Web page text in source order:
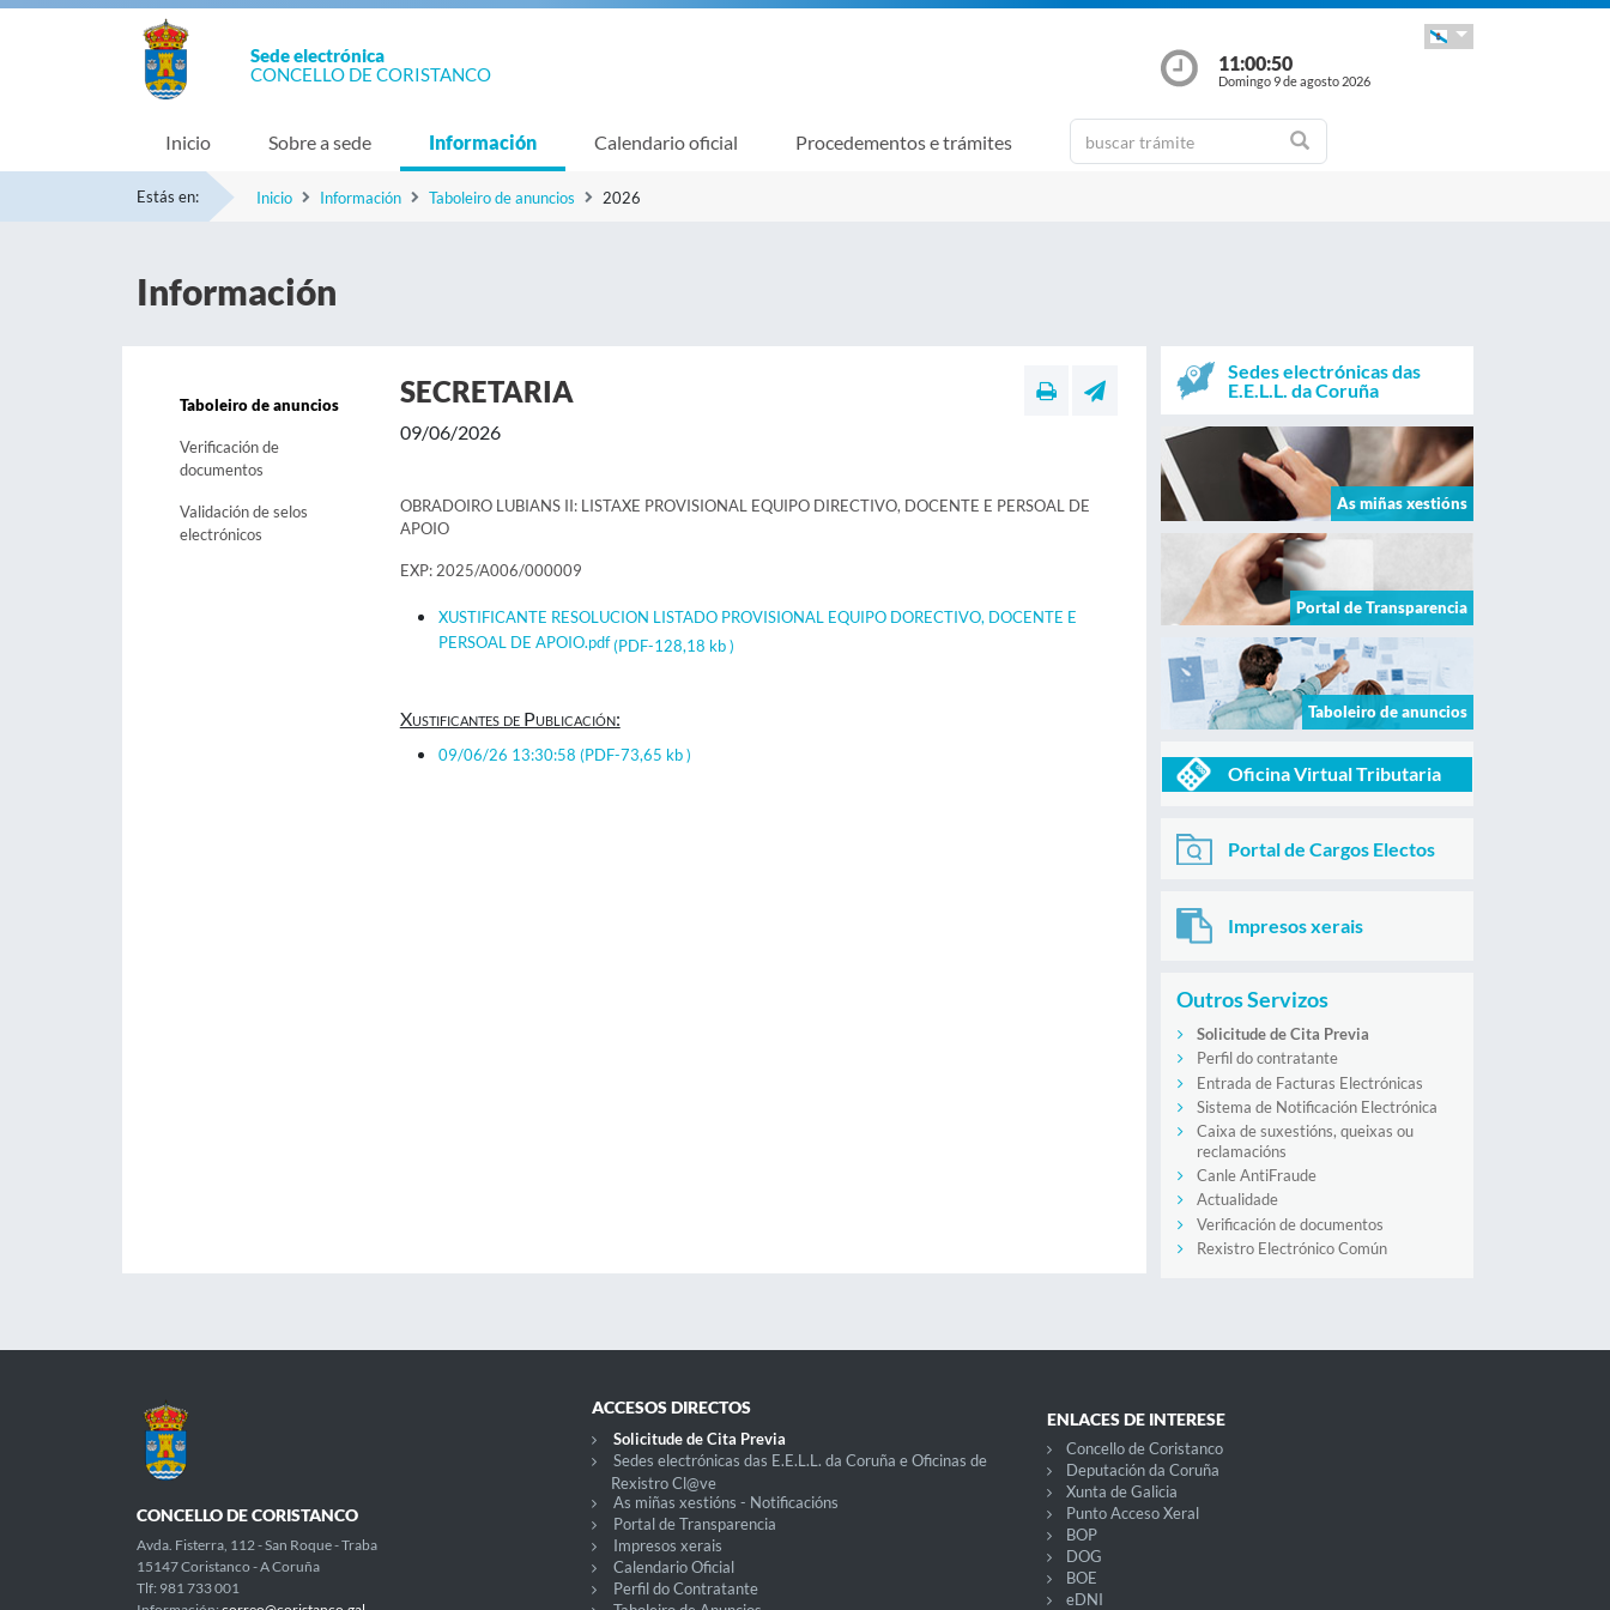
Sede electrónica
CONCELLO DE CORISTANCO
11:00:51
Domingo 9 de agosto 2026
Inicio Sobre a sede Información Calendario oficial Procedementos e trámites
Estás en: Inicio Información Taboleiro de anuncios 2026
Información
Taboleiro de anuncios
Verificación de
documentos
Validación de selos
electrónicos
SECRETARIA
09/06/2026
OBRADOIRO LUBIANS II: LISTAXE PROVISIONAL EQUIPO DIRECTIVO, DOCENTE E PERSOAL DE
APOIO
EXP: 2025/A006/000009
XUSTIFICANTE RESOLUCION LISTADO PROVISIONAL EQUIPO DORECTIVO, DOCENTE E
PERSOAL DE APOIO.pdf(PDF-128,18 kb )
Xustificantes de Publicación:
09/06/26 13:30:58 (PDF-73,65 kb )
Sedes electrónicas das
E.E.L.L. da Coruña
As miñas xestións
Portal de Transparencia
Taboleiro de anuncios
Oficina Virtual Tributaria
Portal de Cargos Electos
Impresos xerais
Outros Servizos
Solicitude de Cita Previa
Perfil do contratante
Entrada de Facturas Electrónicas
Sistema de Notificación Electrónica
Caixa de suxestións, queixas ou
reclamacións
Canle AntiFraude
Actualidade
Verificación de documentos
Rexistro Electrónico Común
CONCELLO DE CORISTANCO
Avda. Fisterra, 112 - San Roque - Traba
15147 Coristanco - A Coruña
Tlf: 981 733 001
ACCESOS DIRECTOS
Solicitude de Cita Previa
Sedes electrónicas das E.E.L.L. da Coruña e Oficinas de
Rexistro Cl@ve
As miñas xestións - Notificacións
Portal de Transparencia
Impresos xerais
Calendario Oficial
Perfil do Contratante
ENLACES DE INTERESE
Concello de Coristanco
Deputación da Coruña
Xunta de Galicia
Punto Acceso Xeral
BOP
DOG
BOE
eDNI